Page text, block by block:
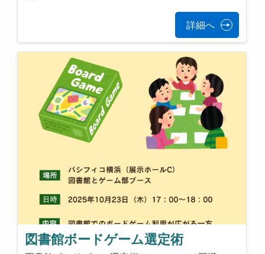
詳細へ
図書館ボードゲーム選定術